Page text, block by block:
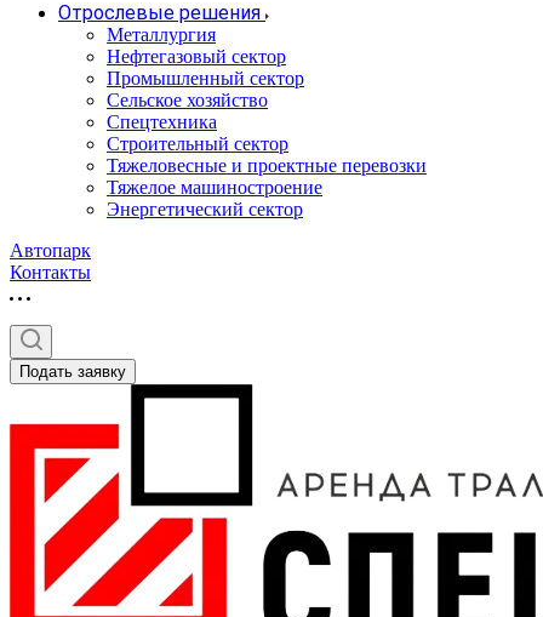
Отрослевые решения
Металлургия
Нефтегазовый сектор
Промышленный сектор
Сельское хозяйство
Спецтехника
Строительный сектор
Тяжеловесные и проектные перевозки
Тяжелое машиностроение
Энергетический сектор
Автопарк
Контакты
Подать заявку